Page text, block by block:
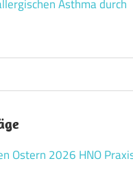
Asthma durch
Ostern 2026 HNO